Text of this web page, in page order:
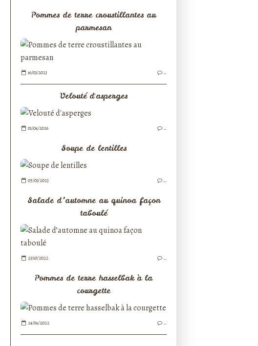
Pommes de terre croustillantes au
parmesan
16/03/2023 …
Velouté d'asperges
01/04/2026 …
Soupe de lentilles
05/03/2023 …
Salade d’automne au quinoa façon
taboulé
23/10/2022 …
Pommes de terre hasselbak à la
courgette
24/09/2022 …